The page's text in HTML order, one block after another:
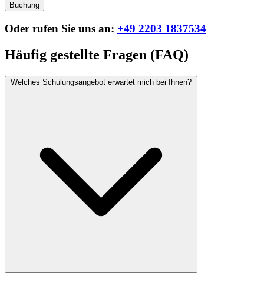
Buchung
Oder rufen Sie uns an: +49 2203 1837534
Häufig gestellte Fragen (FAQ)
Welches Schulungsangebot erwartet mich bei Ihnen?